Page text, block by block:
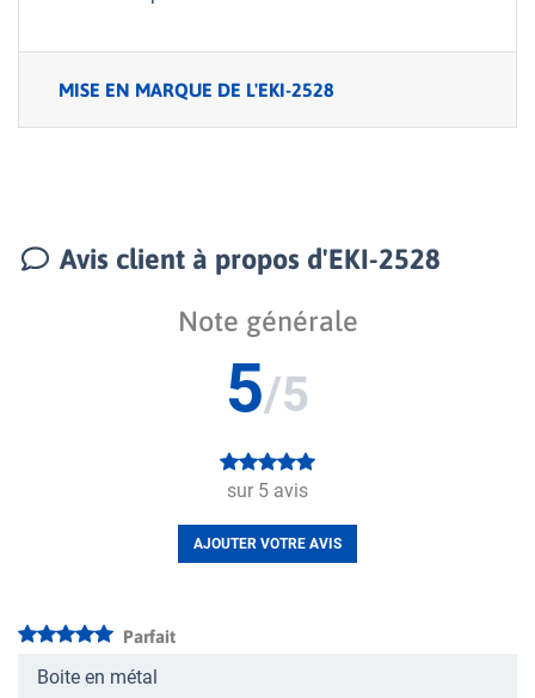
MISE EN MARQUE DE L'EKI-2528
Avis client à propos d'EKI-2528
Note générale
5/5
sur 5 avis
AJOUTER VOTRE AVIS
Parfait
Boite en métal